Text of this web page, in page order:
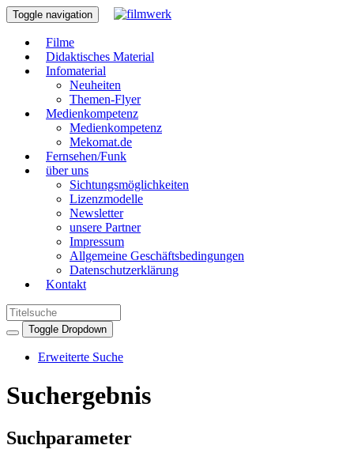
Toggle navigation
Filme
Didaktisches Material
Infomaterial
Neuheiten
Themen-Flyer
Medienkompetenz
Medienkompetenz
Mekomat.de
Fernsehen/Funk
über uns
Sichtungsmöglichkeiten
Lizenzmodelle
Newsletter
unsere Partner
Impressum
Allgemeine Geschäftsbedingungen
Datenschutzerklärung
Kontakt
Toggle Dropdown
Erweiterte Suche
Suchergebnis
Suchparameter